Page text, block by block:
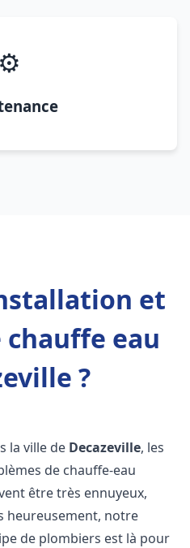
⚙️
et
eau
?
la ville de Decazeville, les
de chauffe-eau
être très ennuyeux,
heureusement, notre
de plombiers est là pour